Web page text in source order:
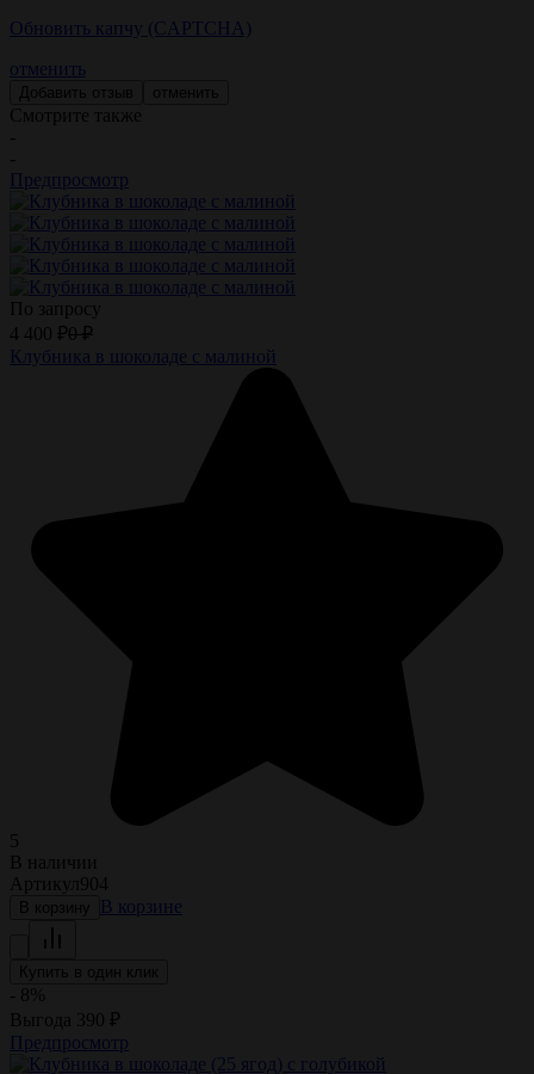
Обновить капчу (CAPTCHA)
отменить
отменить
Смотрите также
-
-
Предпросмотр
По запросу
4 400 ₽0 ₽
Клубника в шоколаде с малиной
5
В наличии
Артикул 904
В корзину В корзине
Купить в один клик
- 8%
Выгода 390 ₽
Предпросмотр